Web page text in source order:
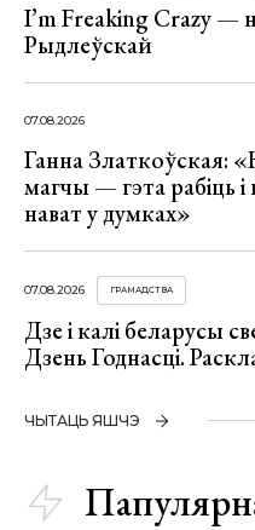
I’m Freaking Crazy —
Рыдлеўскай
07.08.2026
Ганна Златкоўская:
магчы — гэта рабіць
нават у думках»
07.08.2026 ГРАМАДСТВА
Дзе і калі беларусы
Дзень Годнасці.
ЧЫТАЦЬ ЯШЧЭ